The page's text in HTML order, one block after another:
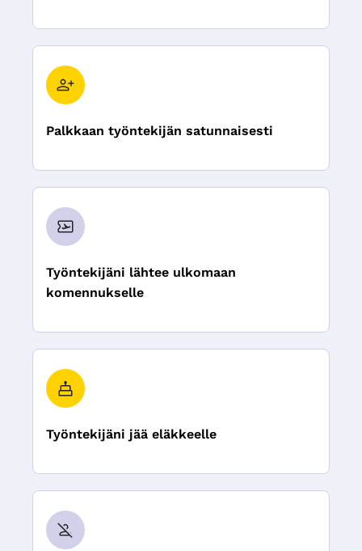
Palkkaan työntekijän satunnaisesti
Työntekijäni lähtee ulkomaan
komennukselle
Työntekijäni jää eläkkeelle